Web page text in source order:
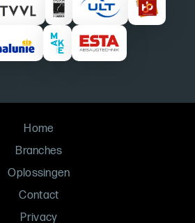
Home
Branches
Oplossingen
Contact
Privacy